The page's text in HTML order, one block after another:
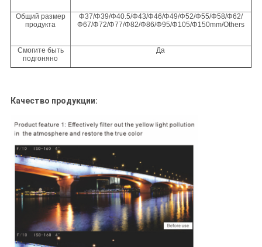
Общий размер
продукта
Φ37/Φ39/Φ40.5/Φ43/Φ46/Φ49/Φ52/Φ55/Φ58/Φ62/
Φ67/Φ72/Φ77/Φ82/Φ86/Φ95/Φ105/Φ150mm/Others
Смогите быть
подгоняно
Да
Качество продукции: